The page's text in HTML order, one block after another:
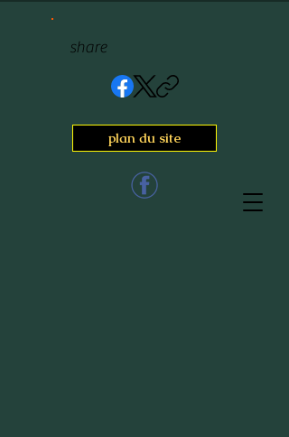
share
plan du site